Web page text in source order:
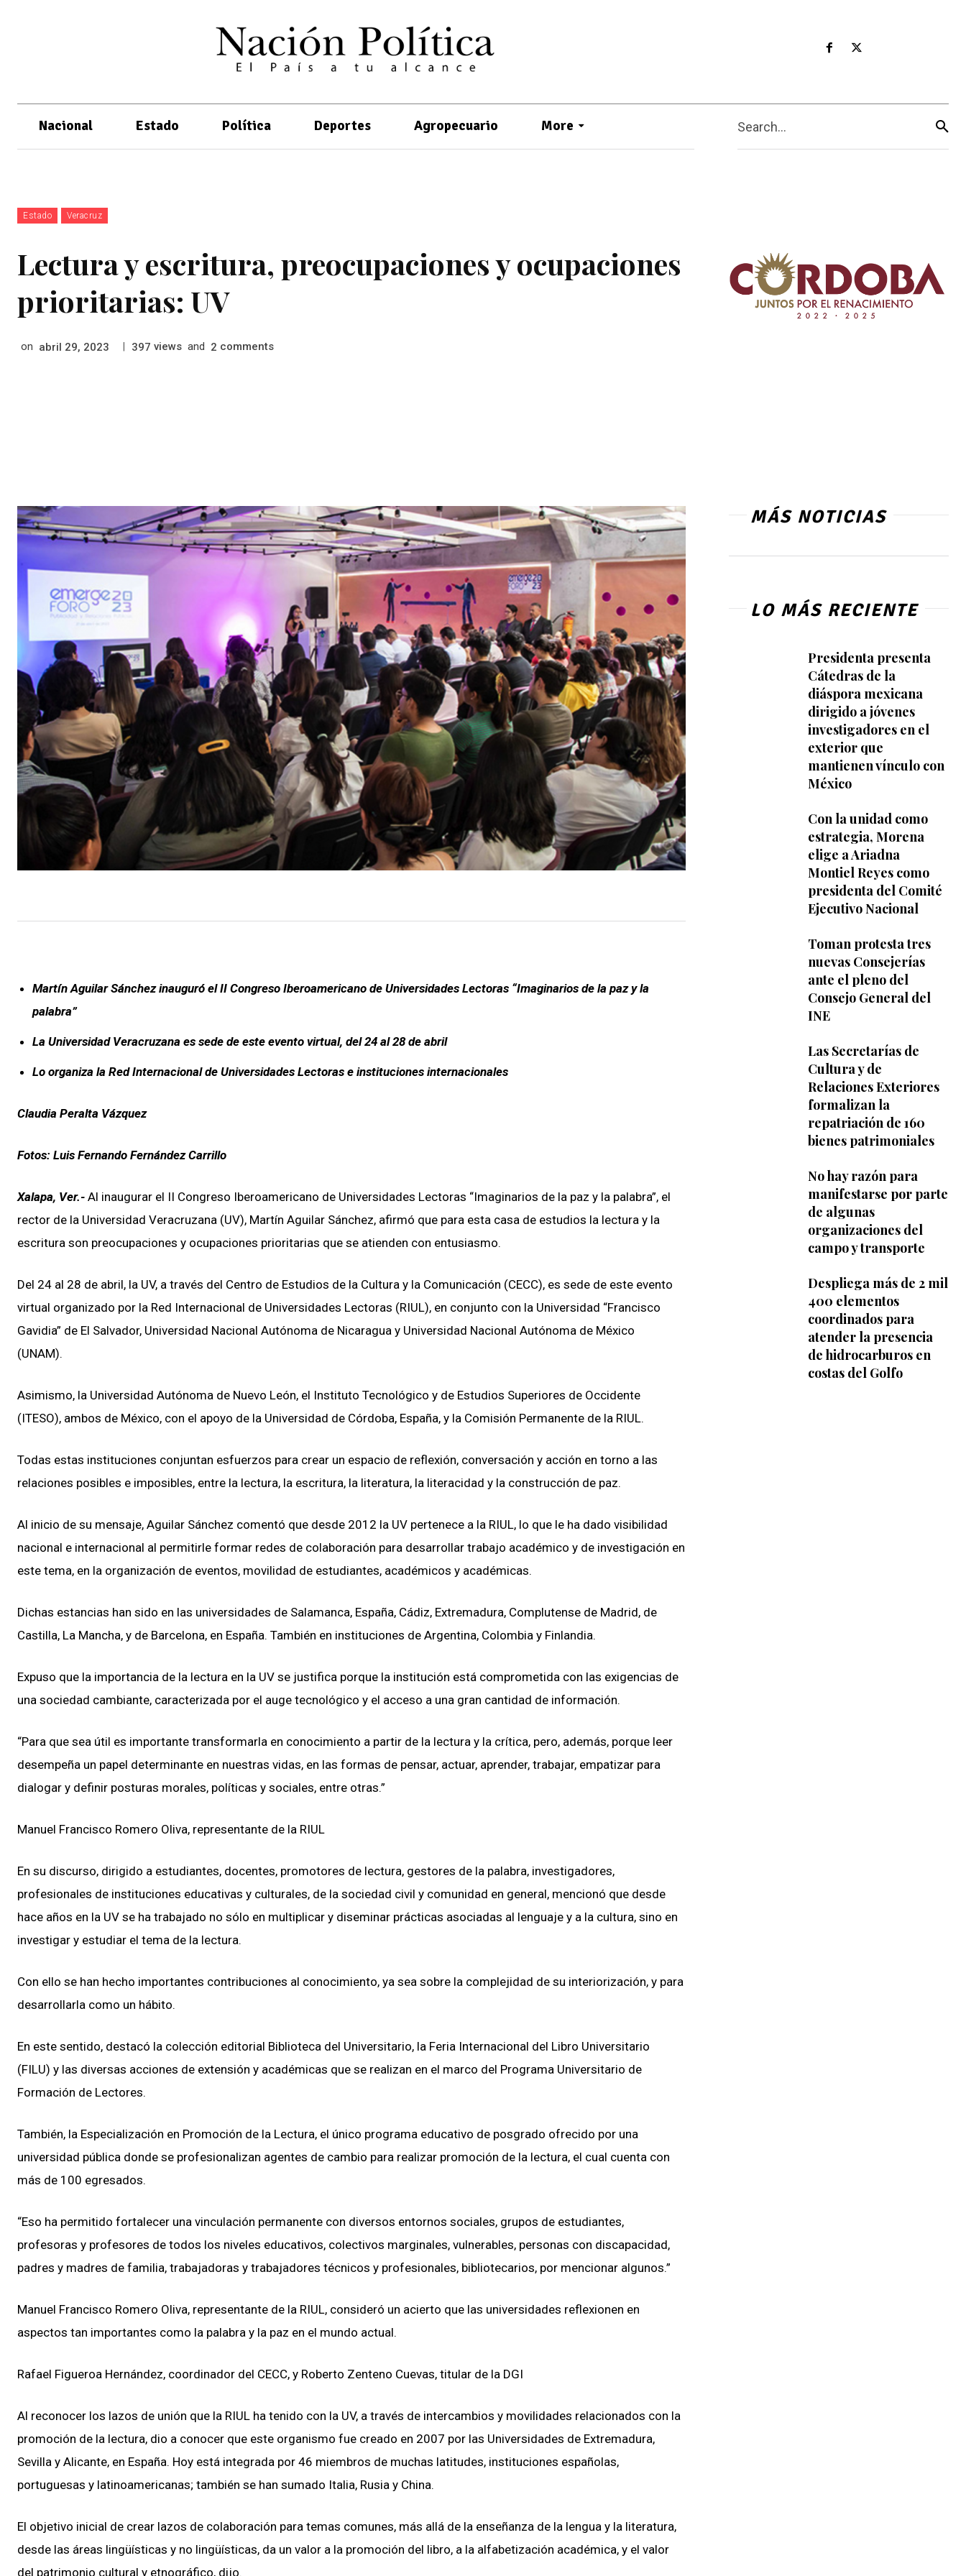
Nacional Estado Política Deportes Agropecuario More Search...
Estado Veracruz
Lectura y escritura, preocupaciones y ocupaciones
prioritarias: UV
on abril 29, 2023 397 views and 2 comments
Martín Aguilar Sánchez inauguró el II Congreso Iberoamericano de Universidades Lectoras “Imaginarios de la paz y la
palabra”
La Universidad Veracruzana es sede de este evento virtual, del 24 al 28 de abril
Lo organiza la Red Internacional de Universidades Lectoras e instituciones internacionales
Claudia Peralta Vázquez
Fotos: Luis Fernando Fernández Carrillo
Xalapa, Ver.- Al inaugurar el II Congreso Iberoamericano de Universidades Lectoras “Imaginarios de la paz y la palabra”, el
rector de la Universidad Veracruzana (UV), Martín Aguilar Sánchez, afirmó que para esta casa de estudios la lectura y la
escritura son preocupaciones y ocupaciones prioritarias que se atienden con entusiasmo.
Del 24 al 28 de abril, la UV, a través del Centro de Estudios de la Cultura y la Comunicación (CECC), es sede de este evento
virtual organizado por la Red Internacional de Universidades Lectoras (RIUL), en conjunto con la Universidad “Francisco
Gavidia” de El Salvador, Universidad Nacional Autónoma de Nicaragua y Universidad Nacional Autónoma de México
(UNAM).
Asimismo, la Universidad Autónoma de Nuevo León, el Instituto Tecnológico y de Estudios Superiores de Occidente
(ITESO), ambos de México, con el apoyo de la Universidad de Córdoba, España, y la Comisión Permanente de la RIUL.
Todas estas instituciones conjuntan esfuerzos para crear un espacio de reflexión, conversación y acción en torno a las
relaciones posibles e imposibles, entre la lectura, la escritura, la literatura, la literacidad y la construcción de paz.
Al inicio de su mensaje, Aguilar Sánchez comentó que desde 2012 la UV pertenece a la RIUL, lo que le ha dado visibilidad
nacional e internacional al permitirle formar redes de colaboración para desarrollar trabajo académico y de investigación en
este tema, en la organización de eventos, movilidad de estudiantes, académicos y académicas.
Dichas estancias han sido en las universidades de Salamanca, España, Cádiz, Extremadura, Complutense de Madrid, de
Castilla, La Mancha, y de Barcelona, en España. También en instituciones de Argentina, Colombia y Finlandia.
Expuso que la importancia de la lectura en la UV se justifica porque la institución está comprometida con las exigencias de
una sociedad cambiante, caracterizada por el auge tecnológico y el acceso a una gran cantidad de información.
“Para que sea útil es importante transformarla en conocimiento a partir de la lectura y la crítica, pero, además, porque leer
desempeña un papel determinante en nuestras vidas, en las formas de pensar, actuar, aprender, trabajar, empatizar para
dialogar y definir posturas morales, políticas y sociales, entre otras.”
Manuel Francisco Romero Oliva, representante de la RIUL
En su discurso, dirigido a estudiantes, docentes, promotores de lectura, gestores de la palabra, investigadores,
profesionales de instituciones educativas y culturales, de la sociedad civil y comunidad en general, mencionó que desde
hace años en la UV se ha trabajado no sólo en multiplicar y diseminar prácticas asociadas al lenguaje y a la cultura, sino en
investigar y estudiar el tema de la lectura.
Con ello se han hecho importantes contribuciones al conocimiento, ya sea sobre la complejidad de su interiorización, y para
desarrollarla como un hábito.
En este sentido, destacó la colección editorial Biblioteca del Universitario, la Feria Internacional del Libro Universitario
(FILU) y las diversas acciones de extensión y académicas que se realizan en el marco del Programa Universitario de
Formación de Lectores.
También, la Especialización en Promoción de la Lectura, el único programa educativo de posgrado ofrecido por una
universidad pública donde se profesionalizan agentes de cambio para realizar promoción de la lectura, el cual cuenta con
más de 100 egresados.
“Eso ha permitido fortalecer una vinculación permanente con diversos entornos sociales, grupos de estudiantes,
profesoras y profesores de todos los niveles educativos, colectivos marginales, vulnerables, personas con discapacidad,
padres y madres de familia, trabajadoras y trabajadores técnicos y profesionales, bibliotecarios, por mencionar algunos.”
Manuel Francisco Romero Oliva, representante de la RIUL, consideró un acierto que las universidades reflexionen en
aspectos tan importantes como la palabra y la paz en el mundo actual.
Rafael Figueroa Hernández, coordinador del CECC, y Roberto Zenteno Cuevas, titular de la DGI
Al reconocer los lazos de unión que la RIUL ha tenido con la UV, a través de intercambios y movilidades relacionados con la
promoción de la lectura, dio a conocer que este organismo fue creado en 2007 por las Universidades de Extremadura,
Sevilla y Alicante, en España. Hoy está integrada por 46 miembros de muchas latitudes, instituciones españolas,
portuguesas y latinoamericanas; también se han sumado Italia, Rusia y China.
El objetivo inicial de crear lazos de colaboración para temas comunes, más allá de la enseñanza de la lengua y la literatura,
desde las áreas lingüísticas y no lingüísticas, da un valor a la promoción del libro, a la alfabetización académica, y el valor
del patrimonio cultural y etnográfico, dijo.
MÁS NOTICIAS
LO MÁS RECIENTE
Presidenta presenta
Cátedras de la
diáspora mexicana
dirigido a jóvenes
investigadores en el
exterior que
mantienen vínculo con
México
Con la unidad como
estrategia, Morena
elige a Ariadna
Montiel Reyes como
presidenta del Comité
Ejecutivo Nacional
Toman protesta tres
nuevas Consejerías
ante el pleno del
Consejo General del
INE
Las Secretarías de
Cultura y de
Relaciones Exteriores
formalizan la
repatriación de 160
bienes patrimoniales
No hay razón para
manifestarse por parte
de algunas
organizaciones del
campo y transporte
Despliega más de 2 mil
400 elementos
coordinados para
atender la presencia
de hidrocarburos en
costas del Golfo